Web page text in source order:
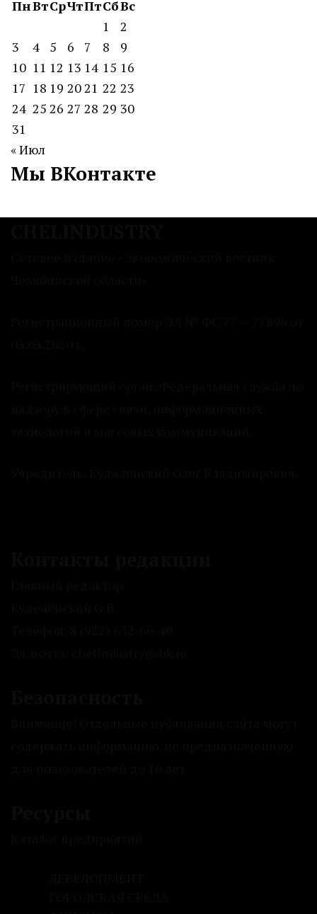
ПнВтСрЧтПтСбВс
1
2
3
4 5 6 7 8
9
10 11 12 13 14 15 16
17 18 19 2021 22 23
24 25 26 27 28 29 30
31
« Июл
Мы ВКонтакте